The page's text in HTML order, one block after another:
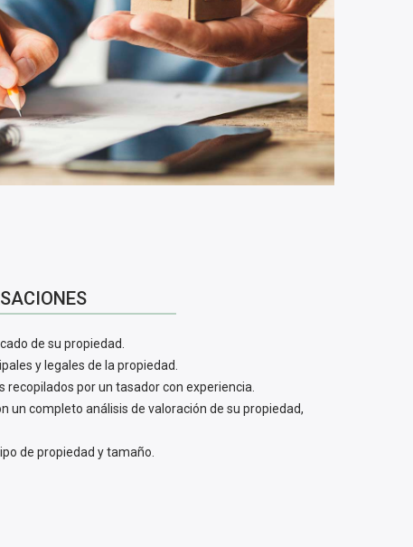
de su propiedad.
y legales de la propiedad.
por un tasador con experiencia.
un completo análisis de valoración de su propiedad,
de propiedad y tamaño.